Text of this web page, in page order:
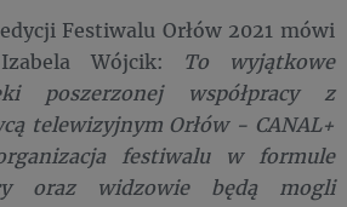
Festiwalu Orłów 2021 mówi
Wójcik: To wyjątkowe
poszerzonej współpracy z
telewizyjnym Orłów - CANAL+
festiwalu w formule
oraz widzowie będą mogli